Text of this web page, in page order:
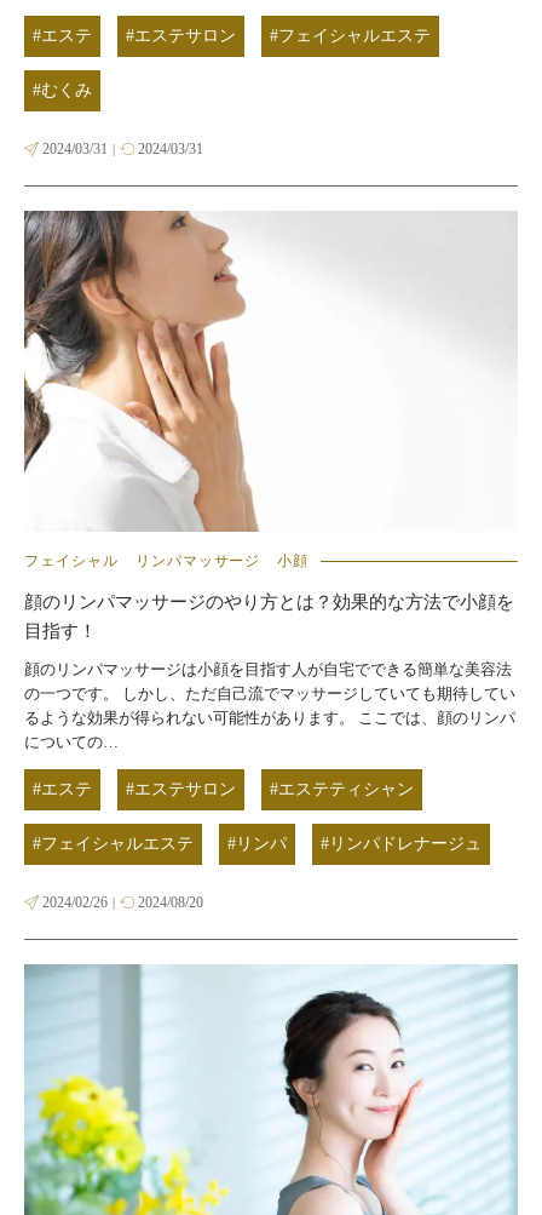
#エステ #エステサロン #フェイシャルエステ
#むくみ
2024/03/31 2024/03/31
フェイシャル リンパマッサージ 小顔
顔のリンパマッサージのやり方とは？効果的な方法で小顔を
目指す！
顔のリンパマッサージは小顔を目指す人が自宅でできる簡単な美容法
の一つです。 しかし、ただ自己流でマッサージしていても期待してい
るような効果が得られない可能性があります。 ここでは、顔のリンパ
についての…
#エステ #エステサロン #エステティシャン
#フェイシャルエステ #リンパ #リンパドレナージュ
2024/02/26 | 2024/08/20